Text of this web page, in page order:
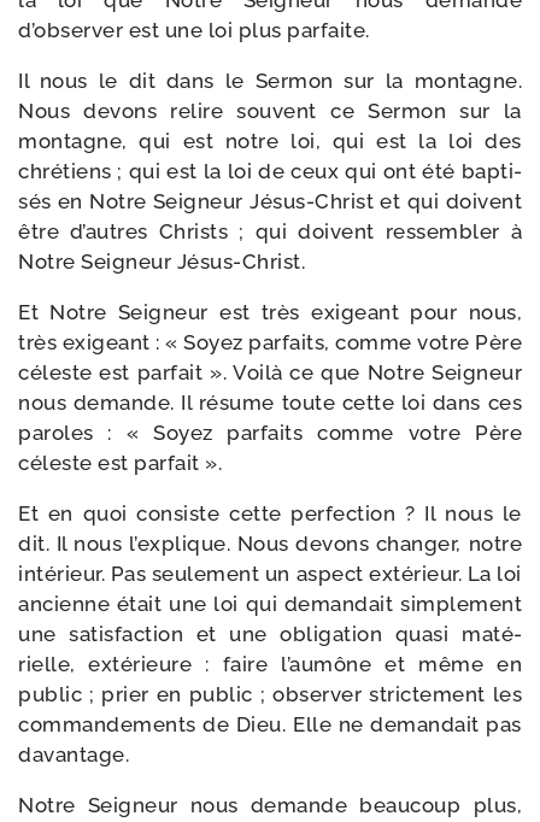
d’observer est une loi plus parfaite.
Il nous le dit dans le Sermon sur la mon­tagne.
Nous devons relire sou­vent ce Sermon sur la
mon­tagne, qui est notre loi, qui est la loi des
chré­tiens ; qui est la loi de ceux qui ont été bap­ti­
sés en Notre Seigneur Jésus-​Christ et qui doivent
être d’autres Christs ; qui doivent res­sem­bler à
Notre Seigneur Jésus-Christ.
Et Notre Seigneur est très exi­geant pour nous,
très exi­geant : « Soyez par­faits, comme votre Père
céleste est par­fait ». Voilà ce que Notre Seigneur
nous demande. Il résume toute cette loi dans ces
paroles : « Soyez par­faits comme votre Père
céleste est parfait ».
Et en quoi consiste cette per­fec­tion ? Il nous le
dit. Il nous l’explique. Nous devons chan­ger, notre
inté­rieur. Pas seule­ment un aspect exté­rieur. La loi
ancienne était une loi qui deman­dait sim­ple­ment
une satis­fac­tion et une obli­ga­tion qua­si maté­
rielle, exté­rieure : faire l’aumône et même en
public ; prier en public ; obser­ver stric­te­ment les
com­man­de­ments de Dieu. Elle ne deman­dait pas
davantage.
Notre Seigneur nous demande beau­coup plus,